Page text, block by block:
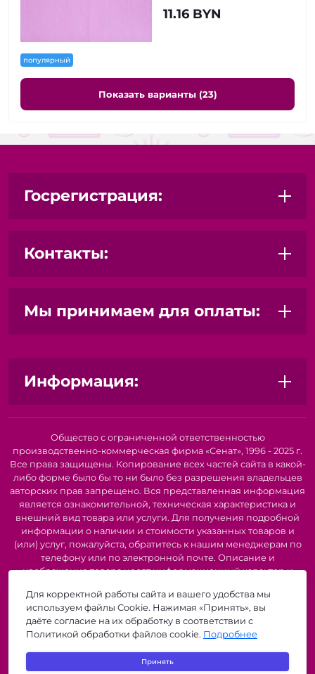
популярный
11.16 BYN
Показать варианты (23)
Госрегистрация:
Контакты:
Мы принимаем для оплаты:
Информация:
Общество с ограниченной ответственностью
производственно-коммерческая фирма «Сенат», 1996 - 2025 г.
Все права защищены. Копирование всех частей сайта в какой-
либо форме было бы то ни было без разрешения владельцев
авторских прав запрещено. Вся представленная информация
является ознакомительной, техническая характеристика и
внешний вид товара или услуги. Для получения подробной
информации о наличии и стоимости указанных товаров и
(или) услуг, пожалуйста, обратитесь к нашим менеджерам по
телефону или по электронной почте. Описание и
изображение товара носят информационный характер и
представленных в технической документации производителя.
Производители о предоставлении за собой права на
изменение внешнего вида, характеристик и комплектации
товара, предварительно не уведомляя продавцов и
потребителей. Рекомендуется при покупке проверить
наличие необходимых функций и характеристик.
Для корректной работы сайта и вашего удобства мы
используем файлы Cookie. Нажимая «Принять», вы
даёте согласие на их обработку в соответствии с
Политикой обработки файлов cookie. Подробнее
Принять